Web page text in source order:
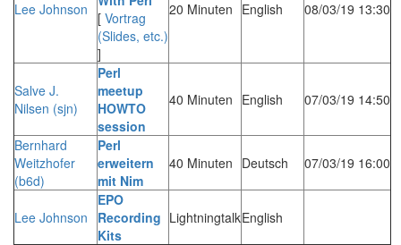
Lee Johnson
[ Vortrag
(Slides, etc.)
]
20 Minuten English 08/03/19 13:30
Salve J.
Nilsen (‎sjn‎)
‎Perl
meetup
HOWTO
session‎
40 Minuten English 07/03/19 14:50
Bernhard
Weitzhofer
(‎b6d‎)
‎Perl
erweitern
mit Nim‎
40 Minuten Deutsch 07/03/19 16:00
Lee Johnson
‎EPO
Recording
Kits‎
LightningtalkEnglish